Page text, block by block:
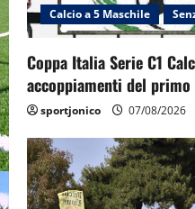
Calcio a 5 Maschile
Coppa Italia Serie C1
accoppiamenti del
sportjonico 07/08/2026